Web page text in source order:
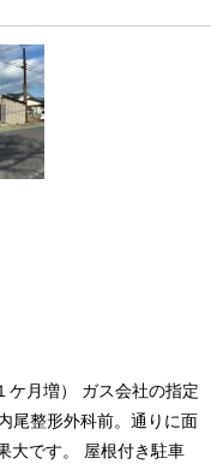
ケ月増） ガス会社の指定
尾整形外科前。通りに面
大です。 屋根付き駐車